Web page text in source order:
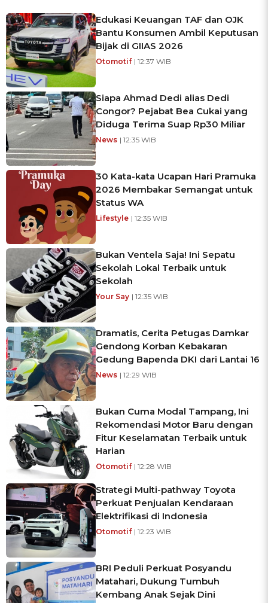
Edukasi Keuangan TAF dan OJK
Bantu Konsumen Ambil Keputusan
Bijak di GIIAS 2026
Otomotif | 12:37 WIB
Siapa Ahmad Dedi alias Dedi
Congor? Pejabat Bea Cukai yang
Diduga Terima Suap Rp30 Miliar
News | 12:35 WIB
30 Kata-kata Ucapan Hari Pramuka
2026 Membakar Semangat untuk
Status WA
Lifestyle | 12:35 WIB
Bukan Ventela Saja! Ini Sepatu
Sekolah Lokal Terbaik untuk
Sekolah
Your Say | 12:35 WIB
Dramatis, Cerita Petugas Damkar
Gendong Korban Kebakaran
Gedung Bapenda DKI dari Lantai 16
News | 12:29 WIB
Bukan Cuma Modal Tampang, Ini
Rekomendasi Motor Baru dengan
Fitur Keselamatan Terbaik untuk
Harian
Otomotif | 12:28 WIB
Strategi Multi-pathway Toyota
Perkuat Penjualan Kendaraan
Elektrifikasi di Indonesia
Otomotif | 12:23 WIB
BRI Peduli Perkuat Posyandu
Matahari, Dukung Tumbuh
Kembang Anak Sejak Dini